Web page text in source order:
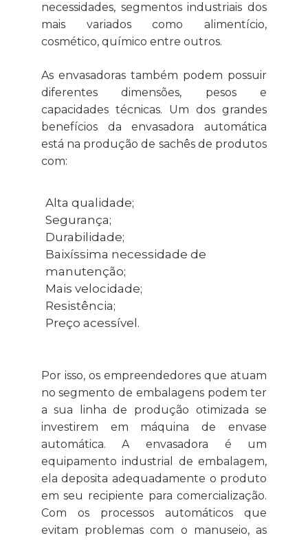
necessidades, segmentos industriais dos
mais variados como alimentício,
cosmético, químico entre outros.
As envasadoras também podem possuir
diferentes dimensões, pesos e
capacidades técnicas. Um dos grandes
benefícios da envasadora automática
está na produção de sachês de produtos
com:
Alta qualidade;
Segurança;
Durabilidade;
Baixíssima necessidade de
manutenção;
Mais velocidade;
Resistência;
Preço acessível.
Por isso, os empreendedores que atuam
no segmento de embalagens podem ter
a sua linha de produção otimizada se
investirem em máquina de envase
automática. A envasadora é um
equipamento industrial de embalagem,
ela deposita adequadamente o produto
em seu recipiente para comercialização.
Com os processos automáticos que
evitam problemas com o manuseio, as